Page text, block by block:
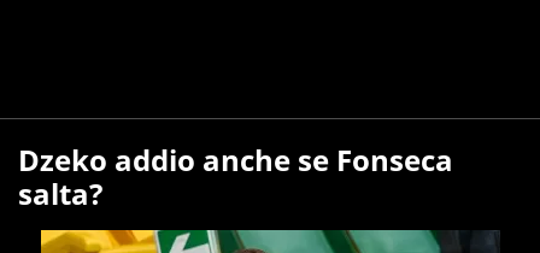
Dzeko addio anche se Fonseca
salta?